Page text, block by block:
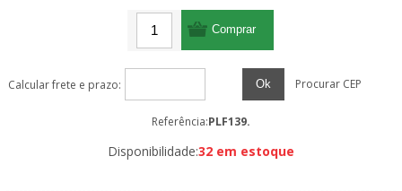
Calcular frete e prazo: Ok Procurar CEP
Referência:PLF139.
Disponibilidade:32 em estoque